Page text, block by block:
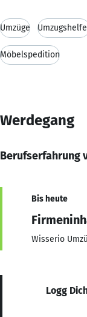
Umzüge
Möbelspedition
Werdegang
Berufserfahrung
Bis heute
Wisserio
Logg